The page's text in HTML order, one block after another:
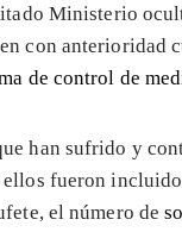
Ministerio
con anterioridad
de control de
han sufrido y
fueron
el número de